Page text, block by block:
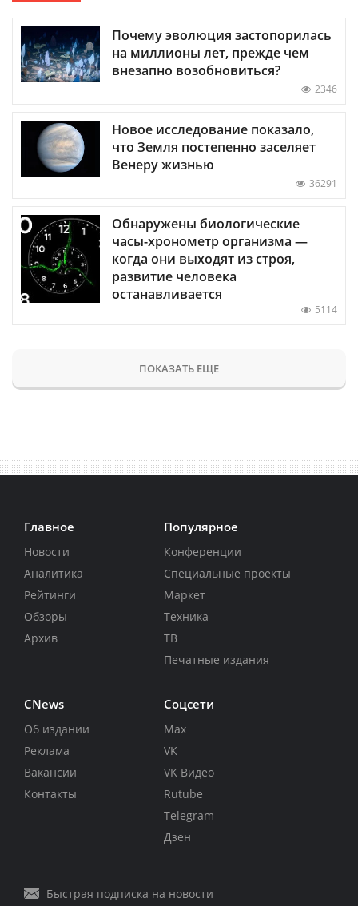
Почему эволюция застопорилась
на миллионы лет, прежде чем
внезапно возобновиться?
2346
Новое исследование показало,
что Земля постепенно заселяет
Венеру жизнью
36291
Обнаружены биологические
часы-хронометр организма —
когда они выходят из строя,
развитие человека
останавливается
5114
ПОКАЗАТЬ ЕЩЕ
Главное
Новости
Аналитика
Рейтинги
Обзоры
Архив
Популярное
Конференции
Специальные проекты
Маркет
Техника
ТВ
Печатные издания
CNews
Об издании
Реклама
Вакансии
Контакты
Соцсети
Max
VK
VK Видео
Rutube
Telegram
Дзен
Быстрая подписка на новости